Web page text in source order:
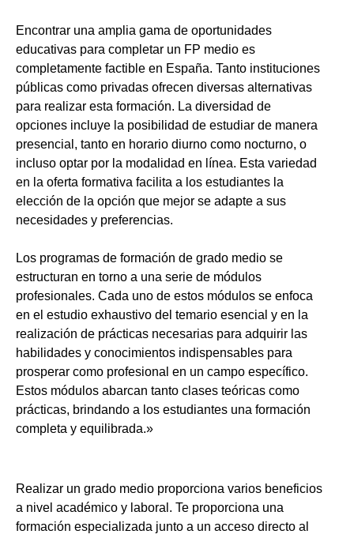
Encontrar una amplia gama de oportunidades
educativas para completar un FP medio es
completamente factible en España. Tanto instituciones
públicas como privadas ofrecen diversas alternativas
para realizar esta formación. La diversidad de
opciones incluye la posibilidad de estudiar de manera
presencial, tanto en horario diurno como nocturno, o
incluso optar por la modalidad en línea. Esta variedad
en la oferta formativa facilita a los estudiantes la
elección de la opción que mejor se adapte a sus
necesidades y preferencias.
Los programas de formación de grado medio se
estructuran en torno a una serie de módulos
profesionales. Cada uno de estos módulos se enfoca
en el estudio exhaustivo del temario esencial y en la
realización de prácticas necesarias para adquirir las
habilidades y conocimientos indispensables para
prosperar como profesional en un campo específico.
Estos módulos abarcan tanto clases teóricas como
prácticas, brindando a los estudiantes una formación
completa y equilibrada.»
Realizar un grado medio proporciona varios beneficios
a nivel académico y laboral. Te proporciona una
formación especializada junto a un acceso directo al